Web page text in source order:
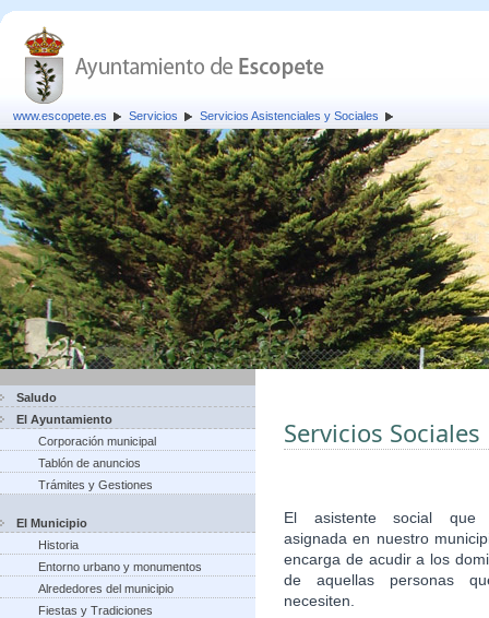
www.escopete.es Servicios Servicios Asistenciales y Sociales
Saludo
El Ayuntamiento
Corporación municipal
Tablón de anuncios
Trámites y Gestiones
El Municipio
Historia
Entorno urbano y monumentos
Alrededores del municipio
Fiestas y Tradiciones
Servicios Sociales
El asistente social que
asignada en nuestro
encarga de acudir a los
de aquellas personas
necesiten.